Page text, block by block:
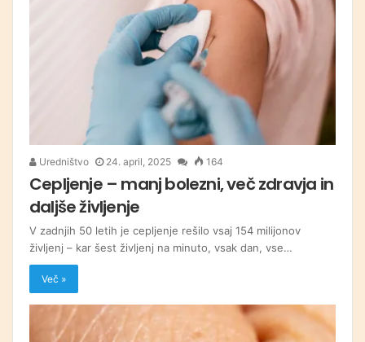
Uredništvo 24. april, 2025 164
Cepljenje – manj bolezni, več zdravja in
daljše življenje
V zadnjih 50 letih je cepljenje rešilo vsaj 154 milijonov
življenj – kar šest življenj na minuto, vsak dan, vse…
Več »